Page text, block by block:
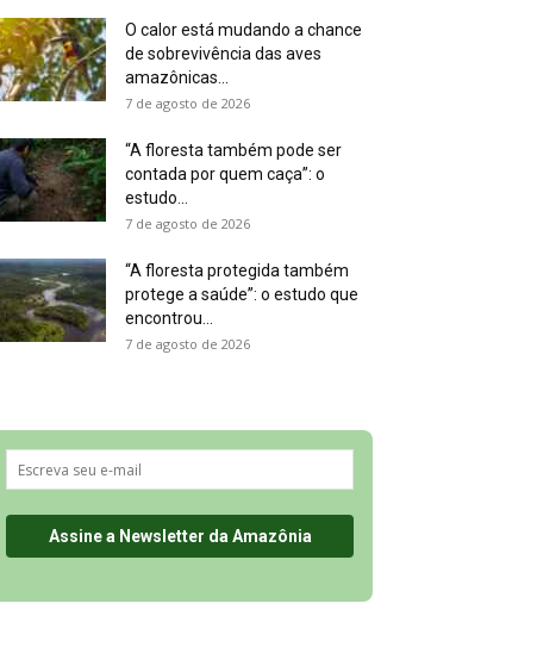
O calor está mudando a chance
de sobrevivência das aves
amazônicas...
7 de agosto de 2026
“A floresta também pode ser
contada por quem caça”: o
estudo...
7 de agosto de 2026
“A floresta protegida também
protege a saúde”: o estudo que
encontrou...
7 de agosto de 2026